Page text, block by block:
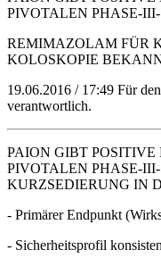
PIVOTALEN PHASE-
REMIMAZOLAM FÜR
KOLOSKOPIE
19.06.2016 / 17:49 Für
verantwortlich.
PAION GIBT
PIVOTALEN PHASE-
KURZSEDIERUNG IN
- Primärer Endpunkt
- Sicherheitsprofil